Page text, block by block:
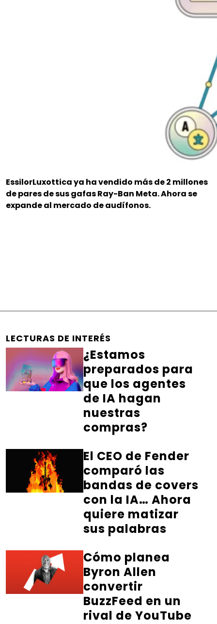
EssilorLuxottica ya ha vendido más de 2 millones
de pares de sus gafas Ray-Ban Meta. Ahora se
expande al mercado de audífonos.
LECTURAS DE INTERÉS
¿Estamos
preparados para
que los agentes
de IA hagan
nuestras
compras?
El CEO de Fender
comparó las
bandas de covers
con la IA… Ahora
quiere matizar
sus palabras
Cómo planea
Byron Allen
convertir
BuzzFeed en un
rival de YouTube